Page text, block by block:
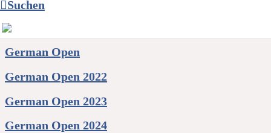
Suchen
Facebook
Forschung/Studien
German Open
German Open 2022
German Open 2023
German Open 2024